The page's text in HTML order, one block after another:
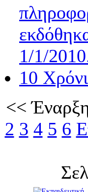
1/1/
10
<<
2 3 4 5 6